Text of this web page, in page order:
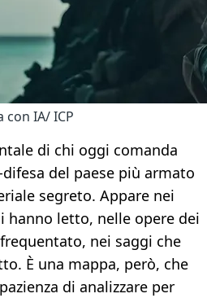
IA/ ICP
di chi oggi comanda
del paese più armato
segreto. Appare nei
hanno letto, nelle opere dei
nei saggi che
È una mappa, però, che
di analizzare per